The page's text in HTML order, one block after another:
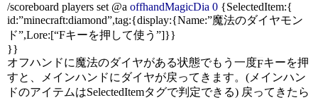
/scoreboard players set @a offhandMagicDia 0 {SelectedItem:{
id:”minecraft:diamond”,tag:{display:{Name:”魔法のダイヤモン
ド”,Lore:[“Fキーを押して使う”]}}
}}
オフハンドに魔法のダイヤがある状態でもう一度Fキーを押
すと、メインハンドにダイヤが戻ってきます。(メインハン
ドのアイテムはSelectedItemタグで判定できる) 戻ってきたら